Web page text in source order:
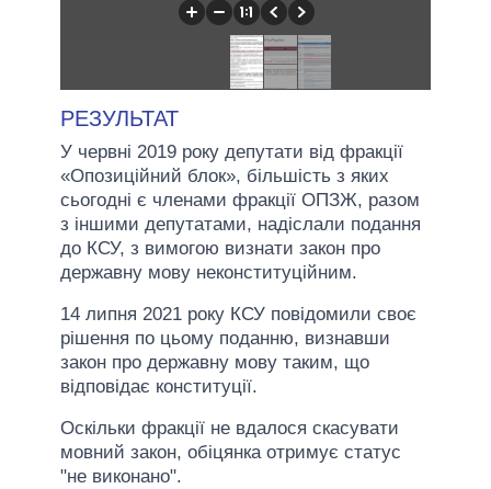
РЕЗУЛЬТАТ
У червні 2019 року депутати від фракції
«Опозиційний блок», більшість з яких
сьогодні є членами фракції ОПЗЖ, разом
з іншими депутатами, надіслали подання
до КСУ, з вимогою визнати закон про
державну мову неконституційним.
14 липня 2021 року КСУ повідомили своє
рішення по цьому поданню, визнавши
закон про державну мову таким, що
відповідає конституції.
Оскільки фракції не вдалося скасувати
мовний закон, обіцянка отримує статус
"не виконано".